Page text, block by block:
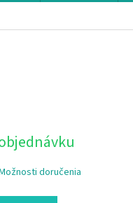
doručenia